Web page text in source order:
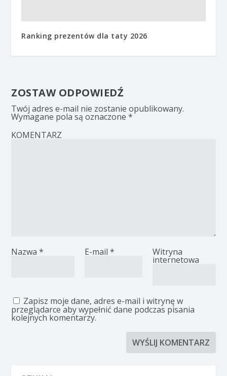
Ranking prezentów dla taty 2026
ZOSTAW ODPOWIEDŹ
Twój adres e-mail nie zostanie opublikowany.
Wymagane pola są oznaczone*
KOMENTARZ
Nazwa* E-mail * Witryna
internetowa
Zapisz moje dane, adres e-mail i witrynę w
przeglądarce aby wypełnić dane podczas pisania
kolejnych komentarzy.